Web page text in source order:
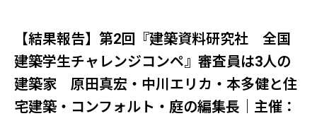
【結果報告】第2回『建築資料研究社 全国
建築学生チャレンジコンペ』審査員は3人の
建築家 原田真宏・中川エリカ・本多健と住
宅建築・コンフォルト・庭の編集長｜主催：